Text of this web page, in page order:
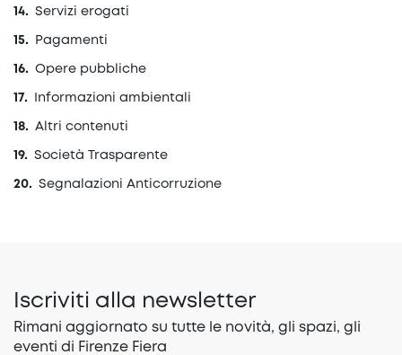
Servizi erogati
Pagamenti
Opere pubbliche
Informazioni ambientali
Altri contenuti
Società Trasparente
Segnalazioni Anticorruzione
Iscriviti alla newsletter
Rimani aggiornato su tutte le novità, gli spazi, gli
eventi di Firenze Fiera